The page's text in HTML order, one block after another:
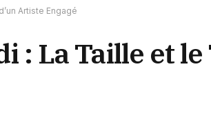
Artiste Engagé
: La Taille et